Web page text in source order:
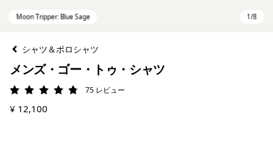
シャツ＆ポロシャツ
メンズ・ゴー・トゥ・シャツ
評価: 4.8 / 5
75 レビュー
¥ 12,100